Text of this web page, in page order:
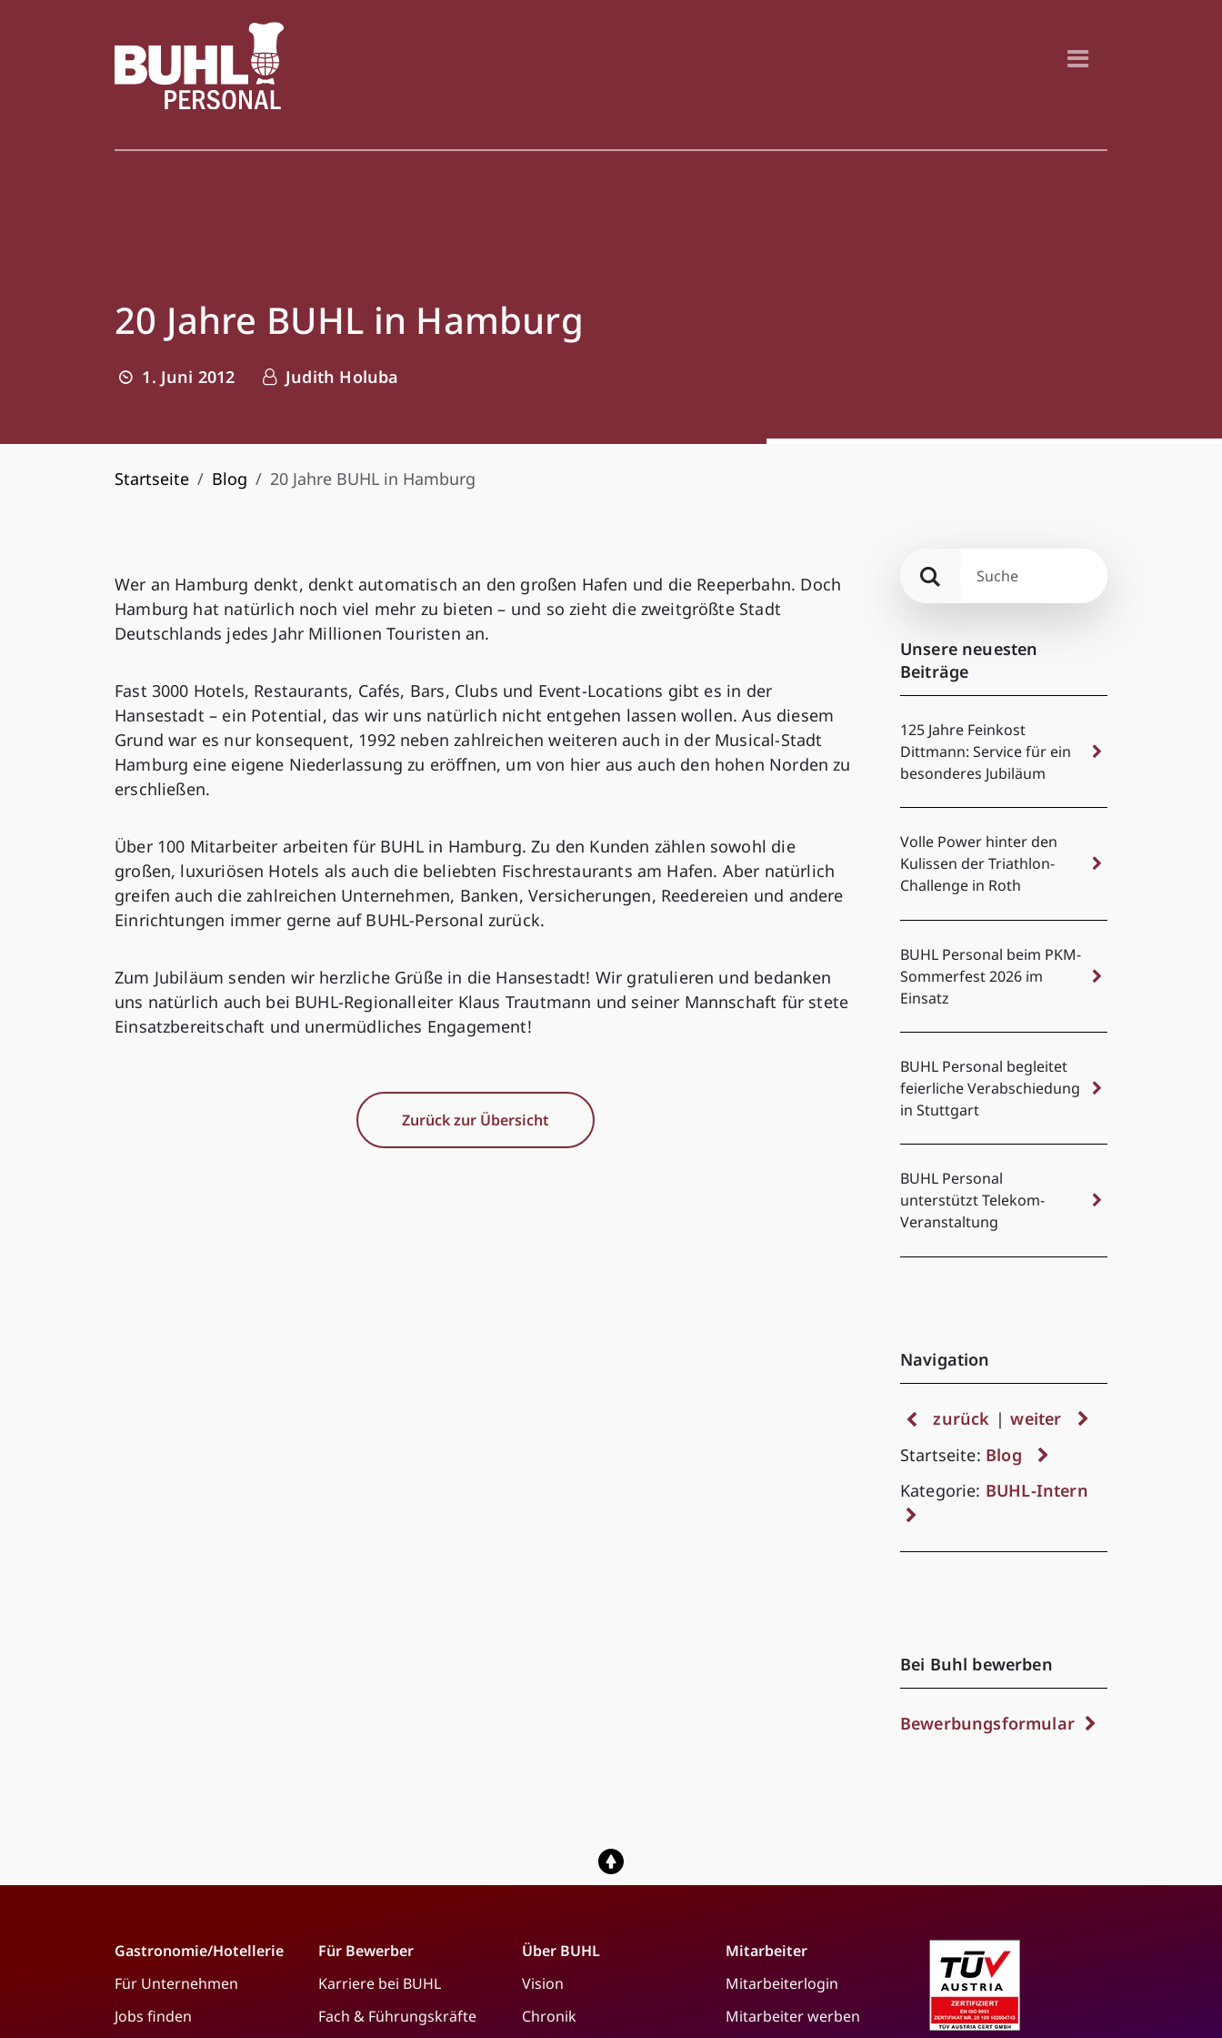
20 Jahre BUHL in Hamburg
1. Juni 2012 Judith Holuba
Startseite Blog 20 Jahre BUHL in Hamburg
Wer an Hamburg denkt, denkt automatisch an den großen Hafen und die Reeperbahn. Doch
Hamburg hat natürlich noch viel mehr zu bieten – und so zieht die zweitgrößte Stadt
Deutschlands jedes Jahr Millionen Touristen an.
Fast 3000 Hotels, Restaurants, Cafés, Bars, Clubs und Event-Locations gibt es in der
Hansestadt – ein Potential, das wir uns natürlich nicht entgehen lassen wollen. Aus diesem
Grund war es nur konsequent, 1992 neben zahlreichen weiteren auch in der Musical-Stadt
Hamburg eine eigene Niederlassung zu eröffnen, um von hier aus auch den hohen Norden zu
erschließen.
Über 100 Mitarbeiter arbeiten für BUHL in Hamburg. Zu den Kunden zählen sowohl die
großen, luxuriösen Hotels als auch die beliebten Fischrestaurants am Hafen. Aber natürlich
greifen auch die zahlreichen Unternehmen, Banken, Versicherungen, Reedereien und andere
Einrichtungen immer gerne auf BUHL-Personal zurück.
Zum Jubiläum senden wir herzliche Grüße in die Hansestadt! Wir gratulieren und bedanken
uns natürlich auch bei BUHL-Regionalleiter Klaus Trautmann und seiner Mannschaft für stete
Einsatzbereitschaft und unermüdliches Engagement!
Zurück zur Übersicht
Unsere neuesten
Beiträge
125 Jahre Feinkost
Dittmann: Service für ein
besonderes Jubiläum
Volle Power hinter den
Kulissen der Triathlon-
Challenge in Roth
BUHL Personal beim PKM-
Sommerfest 2026 im
Einsatz
BUHL Personal begleitet
feierliche Verabschiedung
in Stuttgart
BUHL Personal
unterstützt Telekom-
Veranstaltung
Navigation
zurück | weiter
Startseite: Blog
Kategorie: BUHL-Intern
Bei Buhl bewerben
Bewerbungsformular
Gastronomie/Hotellerie
Für Unternehmen
Jobs finden
Für Bewerber
Karriere bei BUHL
Fach & Führungskräfte
Über BUHL
Vision
Chronik
Mitarbeiter
Mitarbeiterlogin
Mitarbeiter werben